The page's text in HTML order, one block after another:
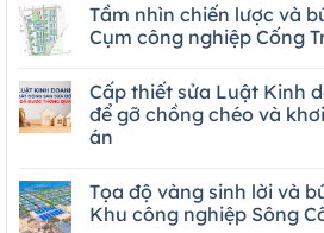
Tầm nhìn chiến lược và
Cụm công nghiệp Cống
Cấp thiết sửa Luật Kinh
để gỡ chồng chéo và
án
Tọa độ vàng sinh lời và
Khu công nghiệp Sông